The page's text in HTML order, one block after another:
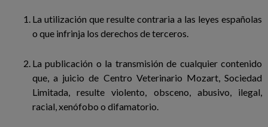
La utilización que resulte contraria a las leyes españolas
o que infrinja los derechos de terceros.
La publicación o la transmisión de cualquier contenido
que, a juicio de Centro Veterinario Mozart, Sociedad
Limitada, resulte violento, obsceno, abusivo, ilegal,
racial, xenófobo o difamatorio.